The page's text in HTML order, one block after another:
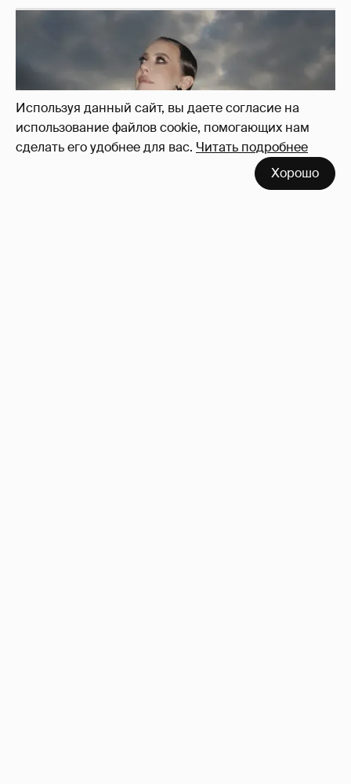
Используя данный сайт, вы даете согласие на
использование файлов cookie, помогающих нам
сделать его удобнее для вас. Читать подробнее
Хорошо